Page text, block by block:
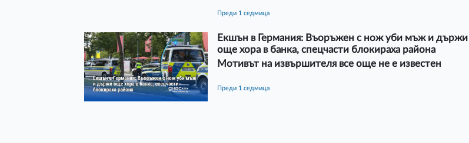
преди 1 седмица
Екшън в Германия: Въоръжен с нож уби мъж и държи
още хора в банка, спецчасти блокираха района
Мотивът на извършителя все още не е известен
преди 1 седмица